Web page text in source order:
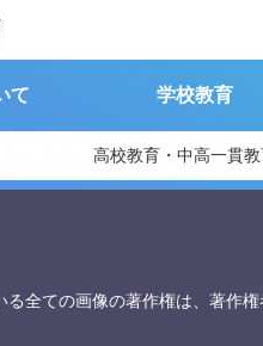
て 学校教育
高校教育・中高一貫
体育課 管理担当
原町978番6 茨城県教育庁総務
029-301-5139
全ての画像の著作権は、著作